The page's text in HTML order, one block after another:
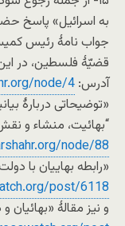
به اسرائیل» پاسخ
جواب نامۀ رئیس
قضیّۀ فلسطین، در
آدرس: node/4
«توضیحاتی دربارۀ
“بهائیت، منشاء و
node/88
«رابطه بهاییان با
post/6118/
و نیز مقالۀ